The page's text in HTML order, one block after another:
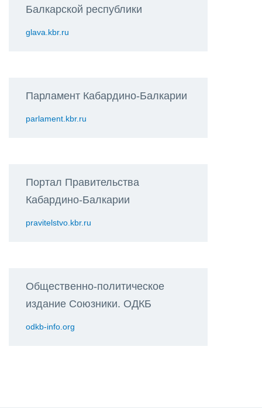
Балкарской республики
glava.kbr.ru
Парламент Кабардино-Балкарии
parlament.kbr.ru
Портал Правительства
Кабардино-Балкарии
pravitelstvo.kbr.ru
Общественно-политическое
издание Союзники. ОДКБ
odkb-info.org